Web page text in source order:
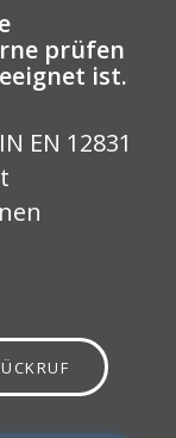
prüfen
ist.
EN 12831